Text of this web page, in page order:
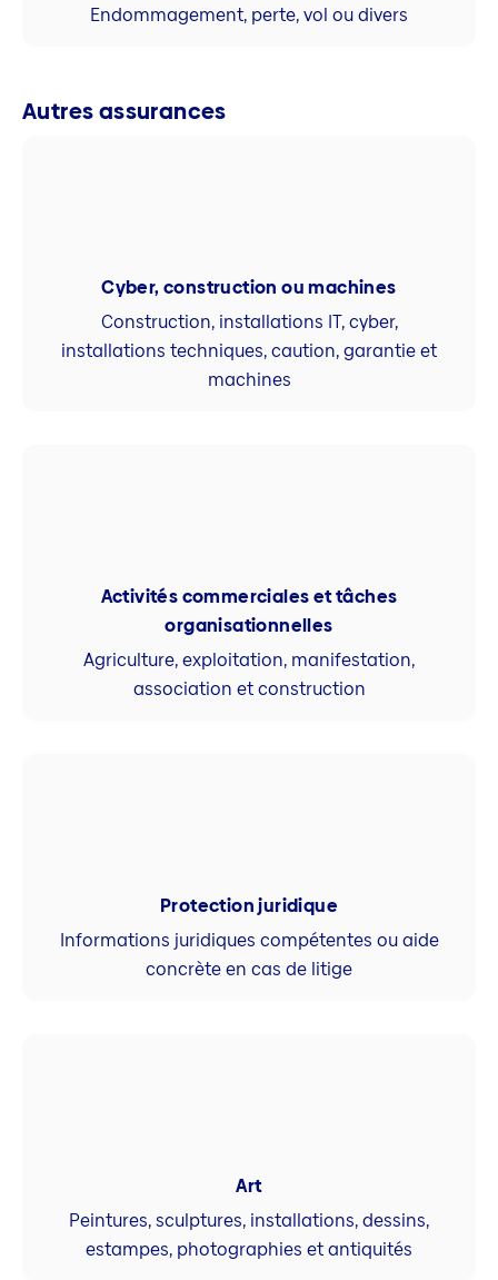
Endommagement, perte, vol ou divers
Autres assurances
Cyber, construction ou machines
Construction, installations IT, cyber,
installations techniques, caution, garantie et
machines
Activités commerciales et tâches
organisationnelles
Agriculture, exploitation, manifestation,
association et construction
Protection juridique
Informations juridiques compétentes ou aide
concrète en cas de litige
Art
Peintures, sculptures, installations, dessins,
estampes, photographies et antiquités